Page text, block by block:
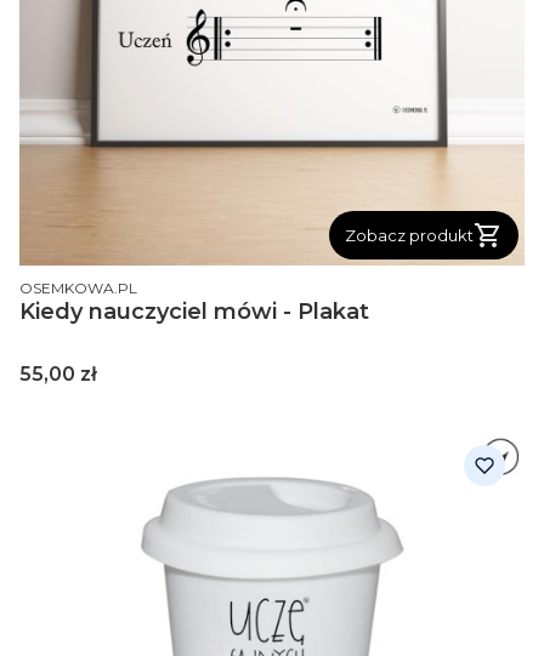
Zobacz produkt
PRODUCENT
OSEMKOWA.PL
Kiedy nauczyciel mówi - Plakat
Cena
55,00 zł